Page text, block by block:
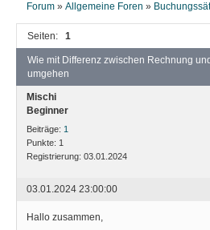
Forum »Allgemeine Foren »
Seiten: 1
Wie mit Differenz zwischen Rechnung
umgehen
Mischi
Beginner
Beiträge: 1
Punkte: 1
Registrierung: 03.01.2024
03.01.2024 23:00:00
Hallo zusammen,